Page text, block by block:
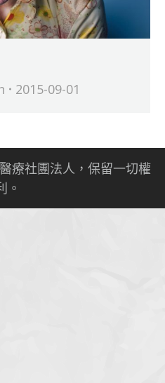
2015-09-01
療社團法人，保留一切權
。